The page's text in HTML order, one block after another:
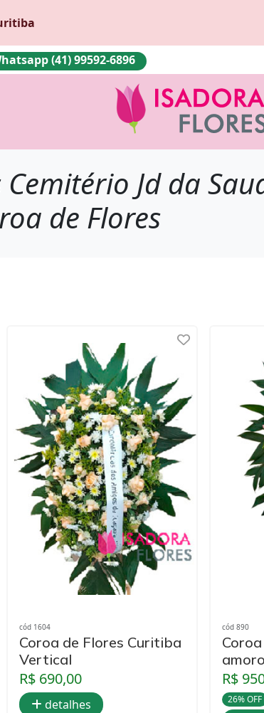
(41) 99592-6896
Cemitério Jd da
de Flores
cód 1604
Coroa de Flores Curitiba
Vertical
R$ 690,00
detalhes
cód 890
R$
26% OFF